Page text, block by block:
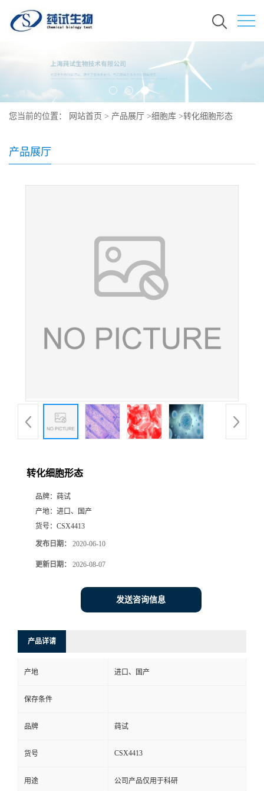
您当前的位置： 网站首页 > 产品展厅 >细胞库 >转化细胞形态
产品展厅
转化细胞形态
品牌： 莼试
产地： 进口、国产
货号： CSX4413
发布日期： 2020-06-10
更新日期： 2026-08-07
发送咨询信息
产品详请
产地 进口、国产
保存条件
品牌 莼试
货号 CSX4413
用途 公司产品仅用于科研